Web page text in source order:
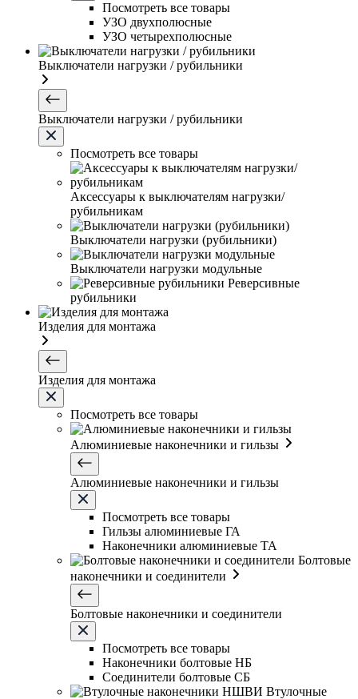
Посмотреть все товары
УЗО двухполюсные
УЗО четырехполюсные
Выключатели нагрузки / рубильники
Выключатели нагрузки / рубильники
Посмотреть все товары
Аксессуары к выключателям нагрузки/
рубильникам
Выключатели нагрузки (рубильники)
Выключатели нагрузки модульные
Реверсивные
рубильники
Изделия для монтажа
Изделия для монтажа
Посмотреть все товары
Алюминиевые наконечники и гильзы
Алюминиевые наконечники и гильзы
Посмотреть все товары
Гильзы алюминиевые ГА
Наконечники алюминиевые ТА
Болтовые
наконечники и соединители
Болтовые наконечники и соединители
Посмотреть все товары
Наконечники болтовые НБ
Соединители болтовые СБ
Втулочные